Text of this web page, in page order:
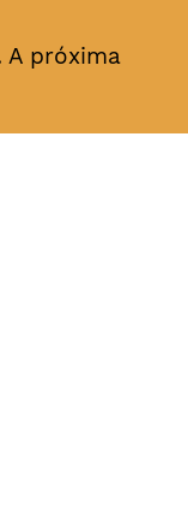
A próxima